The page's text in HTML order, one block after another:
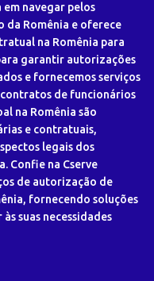
navegar pelos
da Romênia e oferece
na Romênia para
garantir autorizações
e fornecemos serviços
de funcionários
na Romênia são
e contratuais,
legais dos
Confie na Cserve
de autorização de
fornecendo soluções
suas necessidades